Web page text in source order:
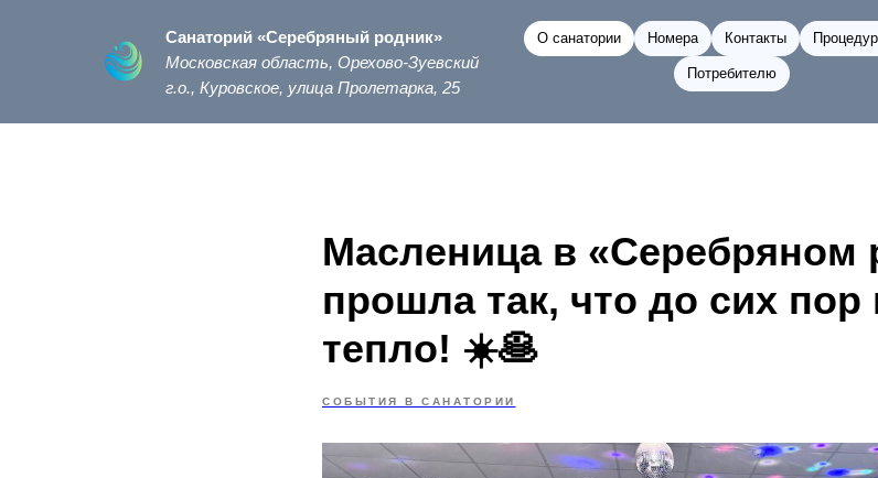
Санаторий «Серебряный родник»
Московская область, Орехово-Зуевский
г.о., Куровское, улица Пролетарка, 25
О санатории Номера Контакты
Потребителю
Масленица в «Серебряном
прошла так, что до сих
тепло! ☀️🥞
СОБЫТИЯ В САНАТОРИИ